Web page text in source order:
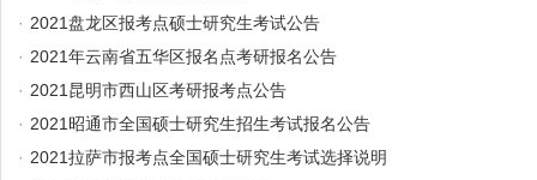
· 2021盘龙区报考点硕士研究生考试公告
· 2021年云南省五华区报名点考研报名公告
· 2021昆明市西山区考研报考点公告
· 2021昭通市全国硕士研究生招生考试报名公告
· 2021拉萨市报考点全国硕士研究生考试选择说明